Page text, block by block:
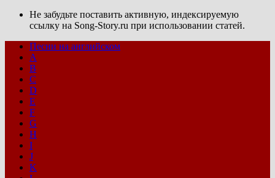
Не забудьте поставить активную, индексируемую
ссылку на Song-Story.ru при использовании статей.
Песни на английском
A
B
C
D
E
F
G
H
I
J
K